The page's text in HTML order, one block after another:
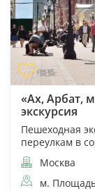
«Ах, Арбат,
экскурсия
Пешеходная
переулкам в
Москва
м.